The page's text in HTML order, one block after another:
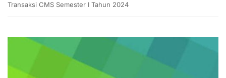
Transaksi CMS Semester I Tahun 2024